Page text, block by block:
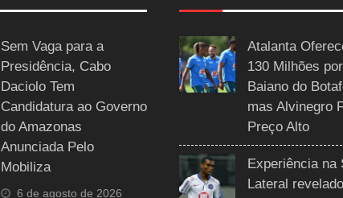
Sem Vaga para a
Presidência, Cabo
Daciolo Tem
Candidatura ao Governo
do Amazonas
Anunciada Pelo
Mobiliza
6 de agosto de 2026
Atalanta
130 Milhões
Baiano do
mas Alvinegro
Preço Alto
Experiência na
Lateral